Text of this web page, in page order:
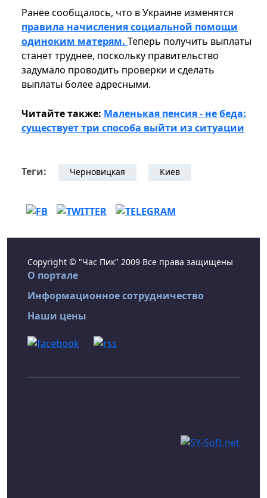
Ранее сообщалось, что в Украине изменятся
правила начисления социальной помощи
одиноким матерям. Теперь получить выплаты
станет труднее, поскольку правительство
задумало проводить проверки и сделать
выплаты более адресными.
Читайте также: Маленькая пенсия - не беда:
существует три способа выйти из ситуации
Теги: Черновицкая Киев
Copyright © "Час Пик" 2009 Все права защищены
О портале
Информационное сотрудничество
Наши цены